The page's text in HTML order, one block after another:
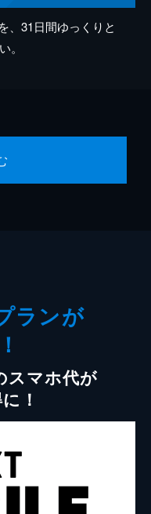
、31日間ゆっくりと
。
ランが
スマホ代が
！